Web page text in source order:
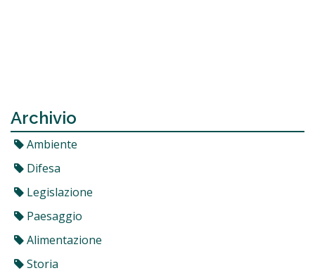
Archivio
Ambiente
Difesa
Legislazione
Paesaggio
Alimentazione
Storia